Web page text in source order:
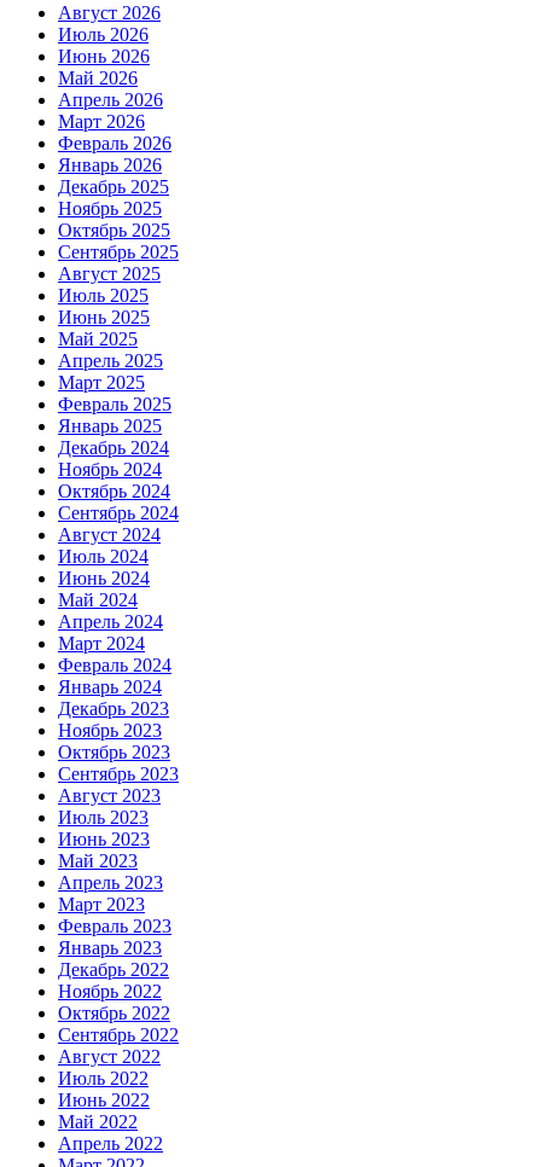
Август 2026
Июль 2026
Июнь 2026
Май 2026
Апрель 2026
Март 2026
Февраль 2026
Январь 2026
Декабрь 2025
Ноябрь 2025
Октябрь 2025
Сентябрь 2025
Август 2025
Июль 2025
Июнь 2025
Май 2025
Апрель 2025
Март 2025
Февраль 2025
Январь 2025
Декабрь 2024
Ноябрь 2024
Октябрь 2024
Сентябрь 2024
Август 2024
Июль 2024
Июнь 2024
Май 2024
Апрель 2024
Март 2024
Февраль 2024
Январь 2024
Декабрь 2023
Ноябрь 2023
Октябрь 2023
Сентябрь 2023
Август 2023
Июль 2023
Июнь 2023
Май 2023
Апрель 2023
Март 2023
Февраль 2023
Январь 2023
Декабрь 2022
Ноябрь 2022
Октябрь 2022
Сентябрь 2022
Август 2022
Июль 2022
Июнь 2022
Май 2022
Апрель 2022